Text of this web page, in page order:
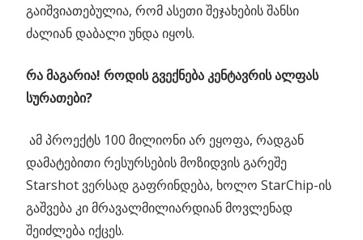
გაიშვიათებულია, რომ ასეთი შეჯახების შანსი
ძალიან დაბალი უნდა იყოს.
რა მაგარია! როდის გვექნება კენტავრის ალფას
სურათები?
ამ პროექტს 100 მილიონი არ ეყოფა, რადგან
დამატებითი რესურსების მოზიდვის გარეშე
Starshot ვერსად გაფრინდება, ხოლო StarChip-ის
გაშვება კი მრავალმილიარდიან მოვლენად
შეიძლება იქცეს.